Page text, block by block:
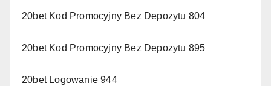
20bet Kod Promocyjny Bez Depozytu 804
20bet Kod Promocyjny Bez Depozytu 895
20bet Logowanie 944